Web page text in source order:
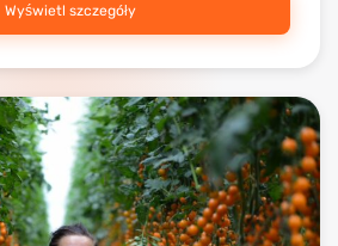
Wyświetl szczegóły